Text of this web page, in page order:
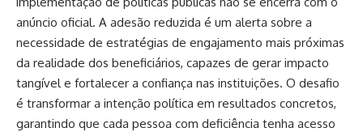
anúncio oficial. A adesão reduzida é um alerta sobre a
necessidade de estratégias de engajamento mais próximas
da realidade dos beneficiários, capazes de gerar impacto
tangível e fortalecer a confiança nas instituições. O desafio
é transformar a intenção política em resultados concretos,
garantindo que cada pessoa com deficiência tenha acesso